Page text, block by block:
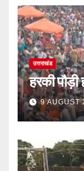
उत्तराखंड
हरकी पौड़ी
9 AUGUST